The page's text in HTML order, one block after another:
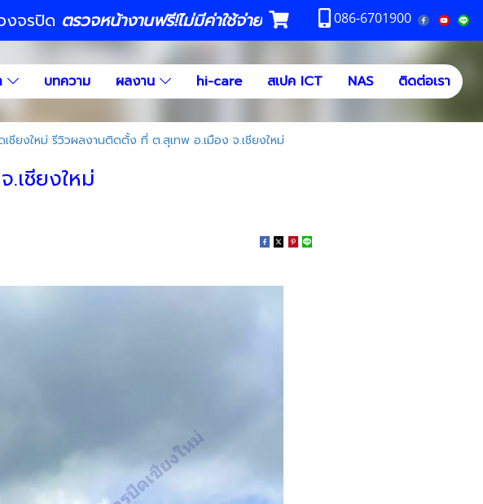
จรปิด ตรวจหน้างานฟรี!ไม่มีค่าใช้จ่าย 086-6701900
บทความ ผลงาน hi-care สเปค ICT NAS ติดต่อเรา
ชียงใหม่ รีวิวผลงานติดตั้ง ที่ ต.สุเทพ อ.เมือง จ.เชียงใหม่
เชียงใหม่